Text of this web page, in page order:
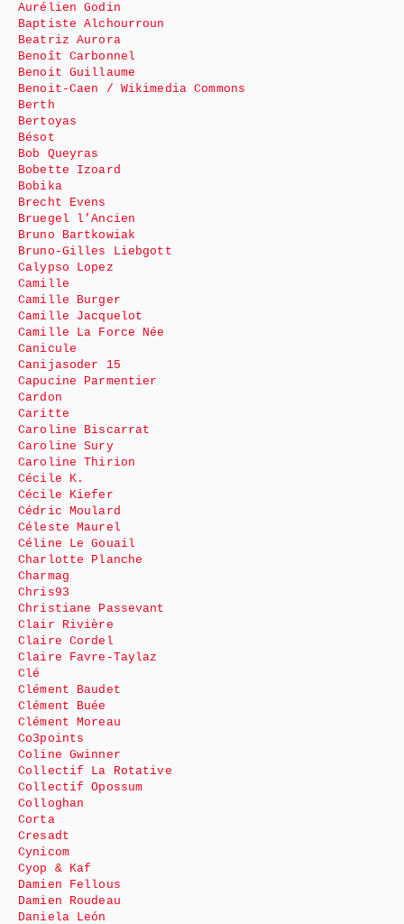
Aurélien Godin
Baptiste Alchourroun
Beatriz Aurora
Benoît Carbonnel
Benoit Guillaume
Benoit-Caen / Wikimedia Commons
Berth
Bertoyas
Bésot
Bob Queyras
Bobette Izoard
Bobika
Brecht Evens
Bruegel l’Ancien
Bruno Bartkowiak
Bruno-Gilles Liebgott
Calypso Lopez
Camille
Camille Burger
Camille Jacquelot
Camille La Force Née
Canicule
Canijasoder 15
Capucine Parmentier
Cardon
Caritte
Caroline Biscarrat
Caroline Sury
Caroline Thirion
Cécile K.
Cécile Kiefer
Cédric Moulard
Céleste Maurel
Céline Le Gouail
Charlotte Planche
Charmag
Chris93
Christiane Passevant
Clair Rivière
Claire Cordel
Claire Favre-Taylaz
Clé
Clément Baudet
Clément Buée
Clément Moreau
Co3points
Coline Gwinner
Collectif La Rotative
Collectif Opossum
Colloghan
Corta
Cresadt
Cynicom
Cyop & Kaf
Damien Fellous
Damien Roudeau
Daniela León